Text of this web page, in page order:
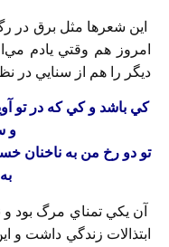
اين شعر‌ها مثل برق در
امروز هم وقتي يادم
ديگر را هم از سنايي در
کي باشد و کي
و
تو دو رخ من
آن يکي تمناي مرگ بود
ابتذالات زندگي داشت و